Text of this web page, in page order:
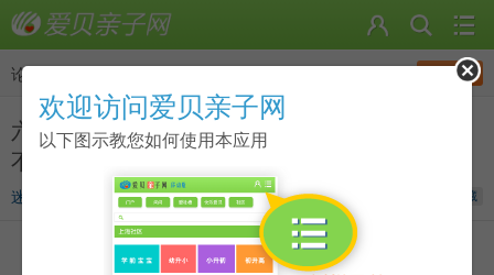
论坛 发帖
六合区比较好的幼儿园介绍及家长点评集合贴，
不断更新中.....(7月26日更新)
收藏
迷途羔羊 发表于2013-06-13 10:14
欢迎访问爱贝亲子网
以下图示教您如何使用本应用